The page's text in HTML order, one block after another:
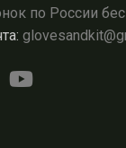
по России